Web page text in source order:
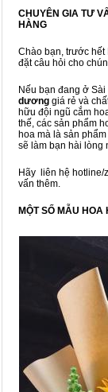
CHUYÊN GIA TƯ
HÀNG
Chào bạn, trước hết
đặt câu hỏi cho
Nếu bạn đang ở
dương giá rẻ và
hữu đội ngũ cắm
thế, các sản phẩm
hoa mà là sản
sẽ làm bạn hài lòng
Hãy liên hệ hotline/
vấn thêm.
MỘT SỐ MẪU